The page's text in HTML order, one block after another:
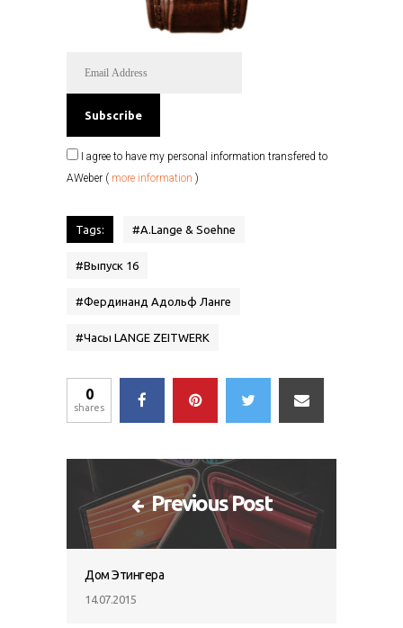
I agree to have my personal information transfered to
AWeber ( more information )
Tags: #A.Lange & Soehne
#Выпуск 16
#Фердинанд Адольф Ланге
#Часы LANGE ZEITWERK
0
shares
Previous Post
Дом Этингера
14.07.2015